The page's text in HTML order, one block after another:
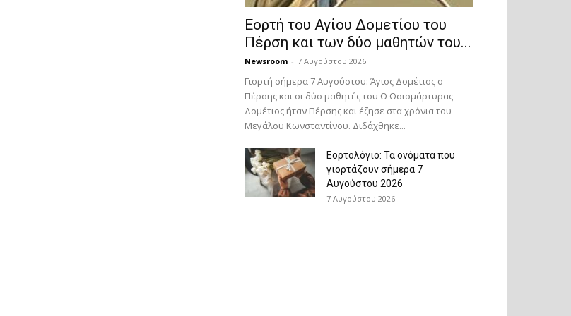
Εορτή του Αγίου Δομετίου του
Πέρση και των δύο μαθητών του...
Newsroom - 7 Αυγούστου 2026
Γιορτή σήμερα 7 Αυγούστου: Άγιος Δομέτιος ο
Πέρσης και οι δύο μαθητές του Ο Oσιομάρτυρας
Δομέτιος ήταν Πέρσης και έζησε στα χρόνια του
Μεγάλου Κωνσταντίνου. Διδάχθηκε...
Εορτολόγιο: Τα ονόματα που
γιορτάζουν σήμερα 7
Αυγούστου 2026
7 Αυγούστου 2026